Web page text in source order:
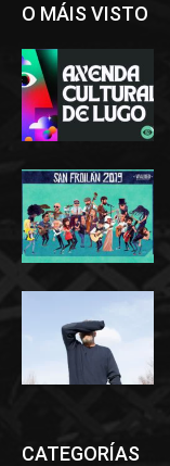
O MÁIS VISTO
CATEGORÍAS